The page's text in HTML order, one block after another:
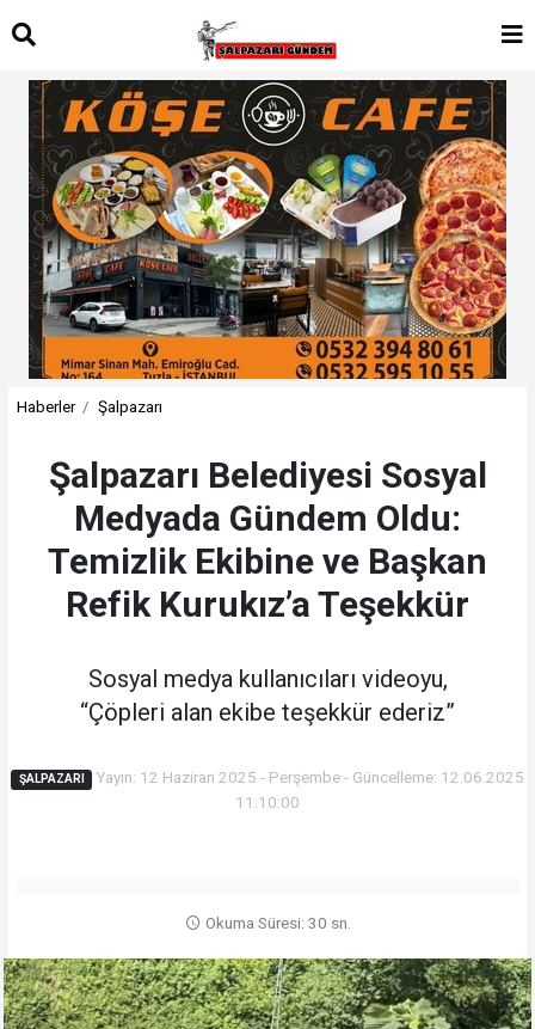
Haberler Şalpazarı
Şalpazarı Belediyesi Sosyal
Medyada Gündem Oldu:
Temizlik Ekibine ve Başkan
Refik Kurukız’a Teşekkür
Sosyal medya kullanıcıları videoyu,
“Çöpleri alan ekibe teşekkür ederiz”
ŞALPAZARI
Yayın: 12 Haziran 2025 - Perşembe - Güncelleme: 12.06.2025
11:10:00
Okuma Süresi: 30 sn.